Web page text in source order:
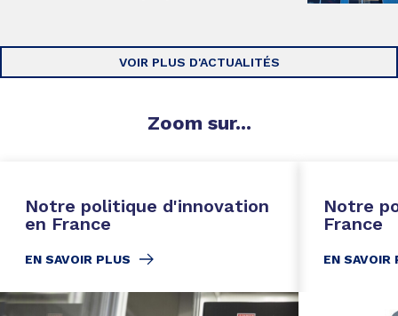
VOIR PLUS D'ACTUALITÉS
Zoom sur...
Notre politique d'innovation
en France
EN SAVOIR PLUS
Notre
France
EN SAVOIR